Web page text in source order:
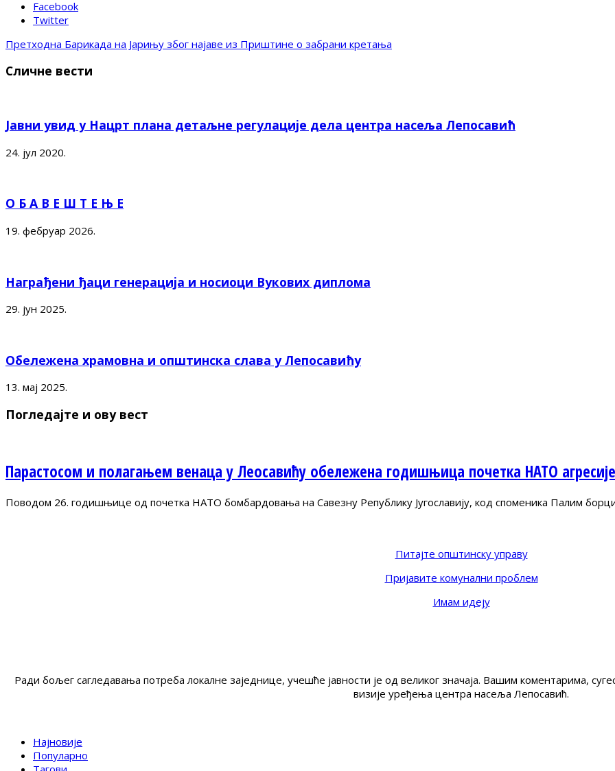
Facebook
Twitter
Претходна Барикада на Јарињу због најаве из Приштине о забрани кретања
Сличне вести
Јавни увид у Нацрт плана детаљне регулације дела центра насеља Лепосавић
24. јул 2020.
О Б А В Е Ш Т Е Њ Е
19. фебруар 2026.
Награђени ђаци генерација и носиоци Вукових диплома
29. јун 2025.
Обележена храмовна и општинска слава у Лепосавићу
13. мај 2025.
Погледајте и ову вест
Парастосом и полагањем венаца у Леосавићу обележена годишњица почетка НАТО агресије
Поводом 26. годишњице од почетка НАТО бомбардовања на Савезну Републику Југославију, код споменика Палим
Питајте општинску управу
Пријавите комунални проблем
Имам идеју
Ради бољег сагледавања потреба локалне заједнице, учешће јавности је од великог значаја. Вашим коментарима,
визије уређења центра насеља Лепосавић.
Најновије
Популарно